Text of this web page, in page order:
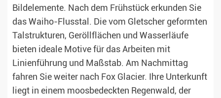
Bildelemente. Nach dem Frühstück erkunden Sie
das Waiho-Flusstal. Die vom Gletscher geformten
Talstrukturen, Geröllflächen und Wasserläufe
bieten ideale Motive für das Arbeiten mit
Linienführung und Maßstab. Am Nachmittag
fahren Sie weiter nach Fox Glacier. Ihre Unterkunft
liegt in einem moosbedeckten Regenwald, der